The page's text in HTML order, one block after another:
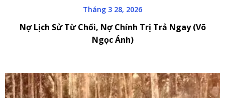
Tháng 3 28, 2026
Nợ Lịch Sử Từ Chối, Nợ Chính Trị Trả Ngay (Võ
Ngọc Ánh)